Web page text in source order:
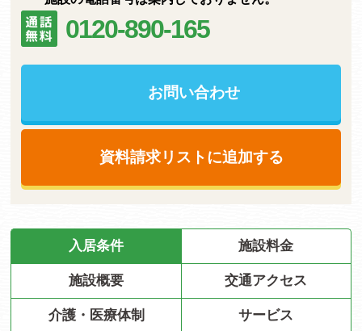
0120-890-165
お問い合わせ
資料請求リストに追加する
入居条件 施設料金
施設概要 交通アクセス
介護・医療体制 サービス